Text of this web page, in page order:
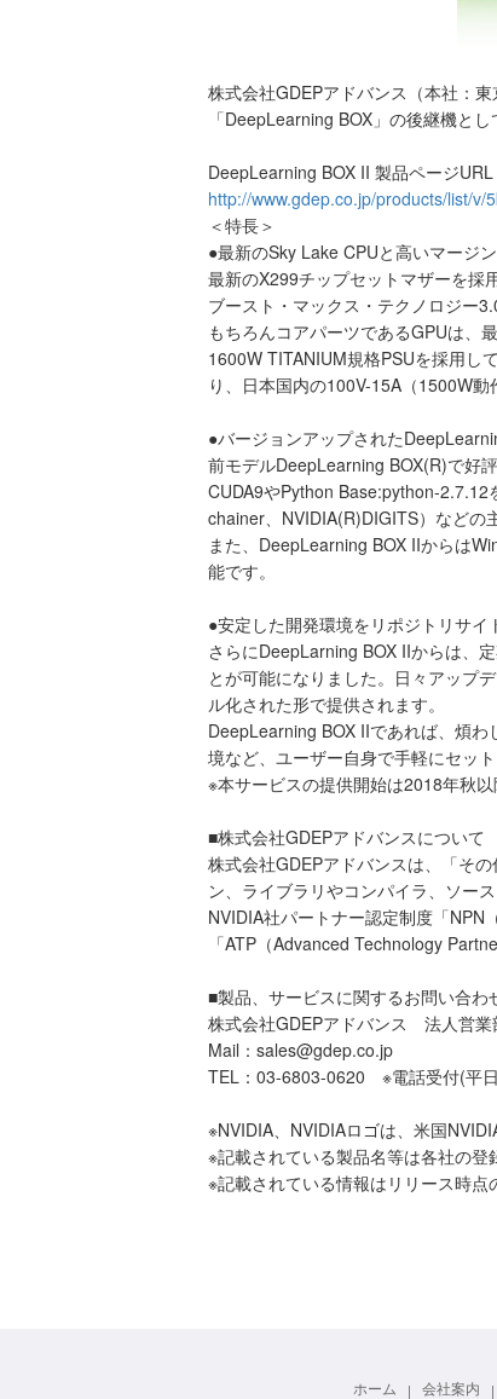
株式会社GDEPアドバンス（本社：
「DeepLearning BOX」の後継機と
DeepLearning BOX II 製品ページURL
http://www.gdep.co.jp/products/list/v/
＜特長＞
●最新のSky Lake CPUと高いマージ
最新のX299チップセットマザーを採
ブースト・マックス・テクノロジー
もちろんコアパーツであるGPUは、
1600W TITANIUM規格PSUを採用し
り、日本国内の100V-15A（1500W
●バージョンアップされた
前モデルDeepLearning BOX(R)で好
CUDA9やPython Base:python-2.7.12
chainer、NVIDIA(R)DIGITS）などの
また、DeepLearning BOX IIからは
能です。
●安定した開発環境をリポジトリサイ
さらにDeepLarning BOX IIからは、
とが可能になりました。日々アップ
ル化された形で提供されます。
DeepLearning BOX IIであれば、煩
境など、ユーザー自身で手軽にセッ
※本サービスの提供開始は2018年秋以
■株式会社GDEPアドバンスについて
株式会社GDEPアドバンスは、「そ
ン、ライブラリやコンパイラ、ソー
NVIDIA社パートナー認定制度「
「ATP（Advanced Technology
■製品、サービスに関するお問い合わ
株式会社GDEPアドバンス 法人営業
Mail：sales@gdep.co.jp
TEL：03-6803-0620 ※電話受付(平
※NVIDIA、NVIDIAロゴは、米国
※記載されている製品名等は各社の登
※記載されている情報はリリース時点
ホーム 会社案内